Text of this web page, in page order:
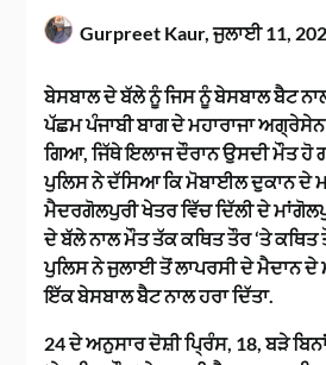
Gurpreet Kaur,ਜੁਲਾਈ 11,
ਬੇਸਬਾਲ ਦੇ ਬੱਲੇ ਨੂੰ ਜਿਸ ਨੂੰ ਬੇਸਬਾਲ ਬੈਟ
ਪੱਛਮ ਪੰਜਾਬੀ ਬਾਗ ਦੇ ਮਹਾਰਾਜਾ
ਗਿਆ, ਜਿੱਥੇ ਇਲਾਜ ਦੌਰਾਨ ਉਸਦੀ ਮੌਤ ਹੋ
ਪੁਲਿਸ ਨੇ ਦੱਸਿਆ ਕਿ ਮੋਬਾਈਲ ਦੁਕਾਨ ਦੇ
ਮੈਦਰਗੋਲਪੁਰੀ ਖੇਤਰ ਵਿੱਚ ਦਿੱਲੀ ਦੇ
ਦੇ ਬੱਲੇ ਨਾਲ ਮੌਤ ਤੱਕ ਕਥਿਤ ਤੌਰ ‘ਤੇ ਕਥਿਤ
ਪੁਲਿਸ ਨੇ ਜੁਲਾਈ ਤੋਂ ਲਾਪਰਸੀ ਦੇ ਮੈਦਾਨ ਦੇ
ਇੱਕ ਬੇਸਬਾਲ ਬੈਟ ਨਾਲ ਹਰਾ ਦਿੱਤਾ.
24 ਦੇ ਅਨੁਸਾਰ ਦੋਸ਼ੀ ਪ੍ਰਿੰਸ, 18, ਬੜੇ